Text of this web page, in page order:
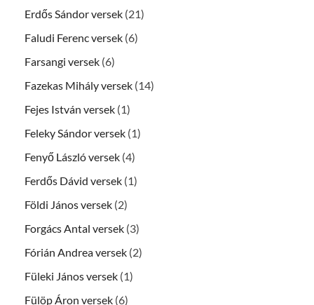
Erdős Sándor versek (21)
Faludi Ferenc versek (6)
Farsangi versek (6)
Fazekas Mihály versek (14)
Fejes István versek (1)
Feleky Sándor versek (1)
Fenyő László versek (4)
Ferdős Dávid versek (1)
Földi János versek (2)
Forgács Antal versek (3)
Fórián Andrea versek (2)
Füleki János versek (1)
Fülöp Áron versek (6)